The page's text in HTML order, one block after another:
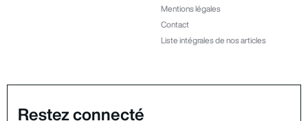
Mentions légales
Contact
Liste intégrales de nos articles
Restez connecté